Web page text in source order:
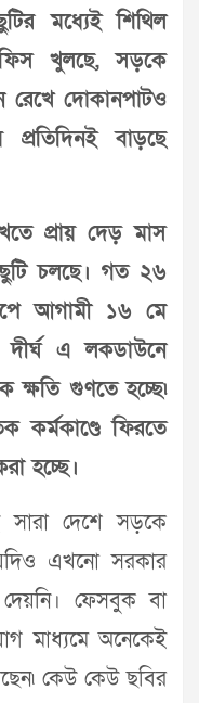
মধ্যেই শিথিল
অফিস খুলছে, সড়কে
রেখে দোকানপাটও
প্রতিদিনই বাড়ছে
প্রায় দেড় মাস
ছুটি চলছে। গত ২৬
আগামী ১৬ মে
দীর্ঘ এ লকডাউনে
ক্ষতি গুণতে হচ্ছে৷
কর্মকাণ্ডে ফিরতে
হচ্ছে।
সারা দেশে সড়কে
এখনো সরকার
ফেসবুক বা
মাধ্যমে অনেকেই
কেউ কেউ ছবির